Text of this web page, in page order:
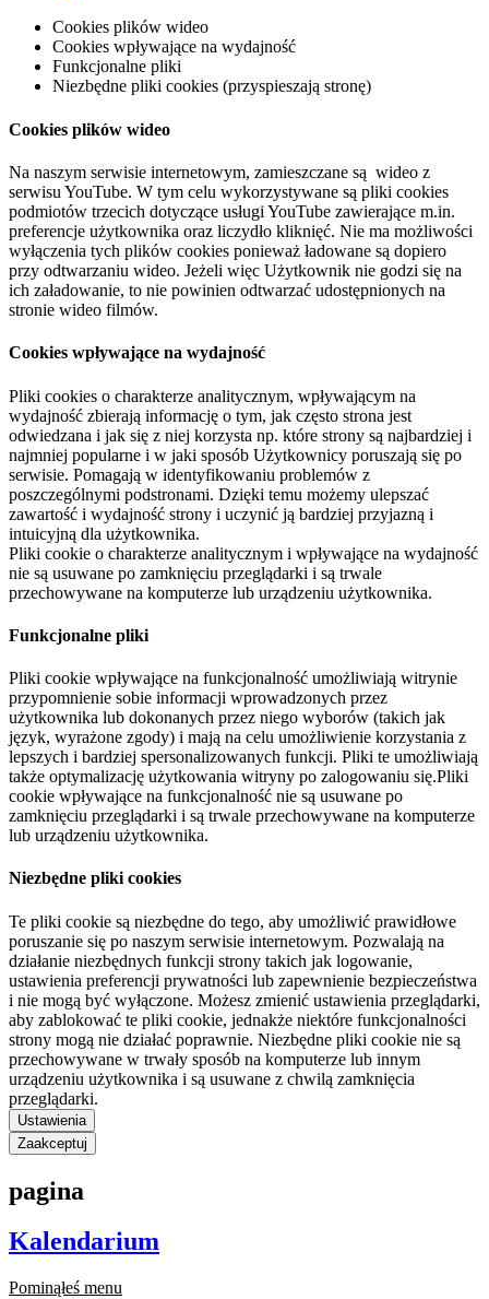
Cookies plików wideo
Cookies wpływające na wydajność
Funkcjonalne pliki
Niezbędne pliki cookies (przyspieszają stronę)
Cookies plików wideo
Na naszym serwisie internetowym, zamieszczane są wideo z
serwisu YouTube. W tym celu wykorzystywane są pliki cookies
podmiotów trzecich dotyczące usługi YouTube zawierające m.in.
preferencje użytkownika oraz liczydło kliknięć. Nie ma możliwości
wyłączenia tych plików cookies ponieważ ładowane są dopiero
przy odtwarzaniu wideo. Jeżeli więc Użytkownik nie godzi się na
ich załadowanie, to nie powinien odtwarzać udostępnionych na
stronie wideo filmów.
Cookies wpływające na wydajność
Pliki cookies o charakterze analitycznym, wpływającym na
wydajność zbierają informację o tym, jak często strona jest
odwiedzana i jak się z niej korzysta np. które strony są najbardziej i
najmniej popularne i w jaki sposób Użytkownicy poruszają się po
serwisie. Pomagają w identyfikowaniu problemów z
poszczególnymi podstronami. Dzięki temu możemy ulepszać
zawartość i wydajność strony i uczynić ją bardziej przyjazną i
intuicyjną dla użytkownika.
Pliki cookie o charakterze analitycznym i wpływające na wydajność
nie są usuwane po zamknięciu przeglądarki i są trwale
przechowywane na komputerze lub urządzeniu użytkownika.
Funkcjonalne pliki
Pliki cookie wpływające na funkcjonalność umożliwiają witrynie
przypomnienie sobie informacji wprowadzonych przez
użytkownika lub dokonanych przez niego wyborów (takich jak
język, wyrażone zgody) i mają na celu umożliwienie korzystania z
lepszych i bardziej spersonalizowanych funkcji. Pliki te umożliwiają
także optymalizację użytkowania witryny po zalogowaniu się.Pliki
cookie wpływające na funkcjonalność nie są usuwane po
zamknięciu przeglądarki i są trwale przechowywane na komputerze
lub urządzeniu użytkownika.
Niezbędne pliki cookies
Te pliki cookie są niezbędne do tego, aby umożliwić prawidłowe
poruszanie się po naszym serwisie internetowym. Pozwalają na
działanie niezbędnych funkcji strony takich jak logowanie,
ustawienia preferencji prywatności lub zapewnienie bezpieczeństwa
i nie mogą być wyłączone. Możesz zmienić ustawienia przeglądarki,
aby zablokować te pliki cookie, jednakże niektóre funkcjonalności
strony mogą nie działać poprawnie. Niezbędne pliki cookie nie są
przechowywane w trwały sposób na komputerze lub innym
urządzeniu użytkownika i są usuwane z chwilą zamknięcia
przeglądarki.
Ustawienia
Zaakceptuj
pagina
Kalendarium
Pominąłeś menu